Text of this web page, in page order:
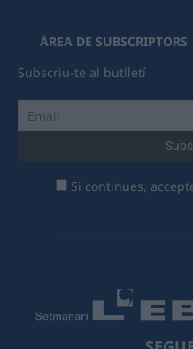
ÀREA DE SUBSCRIPTORS
Subscriu-te al butlletí
Si continues,